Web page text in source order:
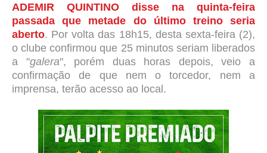
ADEMIR QUINTINO disse na quinta-feira
passada que metade do último treino seria
aberto. Por volta das 18h15, desta sexta-feira (2),
o clube confirmou que 25 minutos seriam liberados
a "galera", porém duas horas depois, veio a
confirmação de que nem o torcedor, nem a
imprensa, terão acesso ao local.